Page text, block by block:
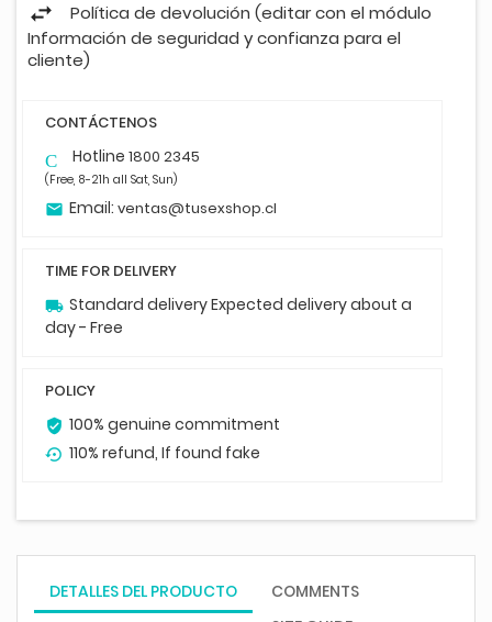
Política de devolución (editar con el módulo
Información de seguridad y confianza para el
cliente)
CONTÁCTENOS
Celular
Hotline 1800 2345
(Free, 8-21h all Sat, Sun)
email Email: ventas@tusexshop.cl
TIME FOR DELIVERY
local_shipping Standard delivery Expected delivery about a
day - Free
POLICY
verified_user 100% genuine commitment
settings_backup_restore 110% refund, If found fake
DETALLES DEL PRODUCTO
COMMENTS